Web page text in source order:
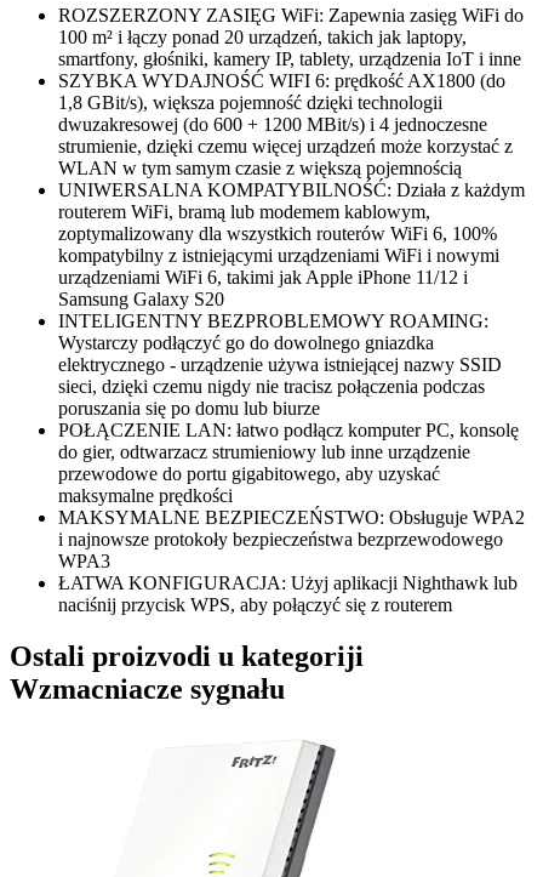
ROZSZERZONY ZASIĘG WiFi: Zapewnia zasięg WiFi do
100 m² i łączy ponad 20 urządzeń, takich jak laptopy,
smartfony, głośniki, kamery IP, tablety, urządzenia IoT i inne
SZYBKA WYDAJNOŚĆ WIFI 6: prędkość AX1800 (do
1,8 GBit/s), większa pojemność dzięki technologii
dwuzakresowej (do 600 + 1200 MBit/s) i 4 jednoczesne
strumienie, dzięki czemu więcej urządzeń może korzystać z
WLAN w tym samym czasie z większą pojemnością
UNIWERSALNA KOMPATYBILNOŚĆ: Działa z każdym
routerem WiFi, bramą lub modemem kablowym,
zoptymalizowany dla wszystkich routerów WiFi 6, 100%
kompatybilny z istniejącymi urządzeniami WiFi i nowymi
urządzeniami WiFi 6, takimi jak Apple iPhone 11/12 i
Samsung Galaxy S20
INTELIGENTNY BEZPROBLEMOWY ROAMING:
Wystarczy podłączyć go do dowolnego gniazdka
elektrycznego - urządzenie używa istniejącej nazwy SSID
sieci, dzięki czemu nigdy nie tracisz połączenia podczas
poruszania się po domu lub biurze
POŁĄCZENIE LAN: łatwo podłącz komputer PC, konsolę
do gier, odtwarzacz strumieniowy lub inne urządzenie
przewodowe do portu gigabitowego, aby uzyskać
maksymalne prędkości
MAKSYMALNE BEZPIECZEŃSTWO: Obsługuje WPA2
i najnowsze protokoły bezpieczeństwa bezprzewodowego
WPA3
ŁATWA KONFIGURACJA: Użyj aplikacji Nighthawk lub
naciśnij przycisk WPS, aby połączyć się z routerem
Ostali proizvodi u kategoriji
Wzmacniacze sygnału